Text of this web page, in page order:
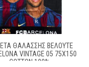
ΘΑΛΑΣΣΗΣ ΒΕΛΟΥΤΕ
VINTAGE 05 75X150
COTTON 100%